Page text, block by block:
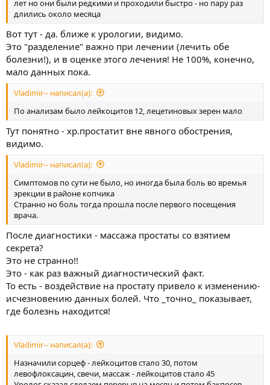
лет но они были редкими и проходили быстро - но пару раз
длились около месяца
Вот тут - да. ближе к урологии, видимо.
Это "разделение" важно при лечении (лечить обе
болезни!), и в оценке этого лечения! Не 100%, конечно,
мало данных пока.
Vladimir-- написал(а):
По анализам было лейкоцитов 12, лецетиновых зерен мало
Тут понятно - хр.простатит вне явного обострения,
видимо.
Vladimir-- написал(а):
Симптомов по сути не было, но иногда была боль во времья
эрекции в районе копчика
Странно но боль тогда прошла после первого посещения
врача.
После диагностики - массажа простаты со взятием
секрета?
Это не странно!!
Это - как раз важный диагностический факт.
То есть - воздействие на простату привело к изменению-
исчезновению данных болей. Что _точно_ показывает,
где болезнь находится!
Vladimir-- написал(а):
Назначили сорцеф - лейкоцитов стало 30, потом
левофлоксацин, свечи, массаж - лейкоцитов стало 45